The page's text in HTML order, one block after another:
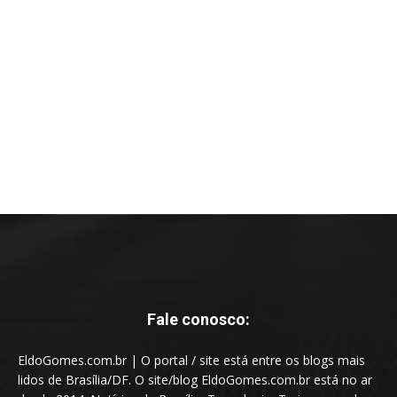
Fale conosco:
EldoGomes.com.br | O portal / site está entre os blogs mais
lidos de Brasília/DF. O site/blog EldoGomes.com.br está no ar